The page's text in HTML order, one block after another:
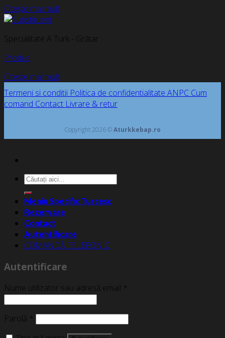
Citește mai mult
Specialitate A Turk - Grătar
Produs
Citește mai mult
Termeni si conditii Politica de confidentialitate ANPC Cum
comand Contact Livrare & retur
Copyright 2026 ©Aturkkebap.ro
Caută
după:
Meniu Specific Turcesc
Rezervare
Contact
Autentificare
COMANDĂ TELEFONIC
Autentificare
Nume utilizator sau adresă email *
Parolă *